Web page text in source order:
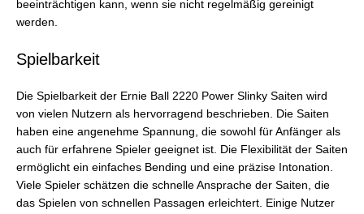
beeinträchtigen kann, wenn sie nicht regelmäßig gereinigt
werden.
Spielbarkeit
Die Spielbarkeit der Ernie Ball 2220 Power Slinky Saiten wird
von vielen Nutzern als hervorragend beschrieben. Die Saiten
haben eine angenehme Spannung, die sowohl für Anfänger als
auch für erfahrene Spieler geeignet ist. Die Flexibilität der Saiten
ermöglicht ein einfaches Bending und eine präzise Intonation.
Viele Spieler schätzen die schnelle Ansprache der Saiten, die
das Spielen von schnellen Passagen erleichtert. Einige Nutzer